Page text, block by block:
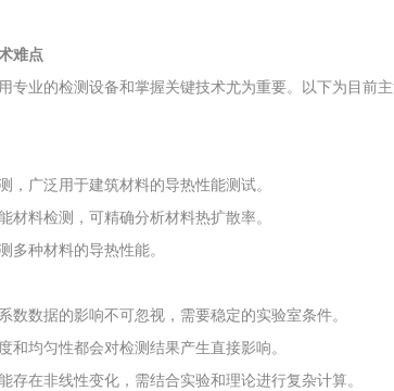
难点
专业的检测设备和掌握关键技术尤为重要。以下为目前
，广泛用于建筑材料的导热性能测试。
材料检测，可精确分析材料热扩散率。
多种材料的导热性能。
数数据的影响不可忽视，需要稳定的实验室条件。
和均匀性都会对检测结果产生直接影响。
存在非线性变化，需结合实验和理论进行复杂计算。